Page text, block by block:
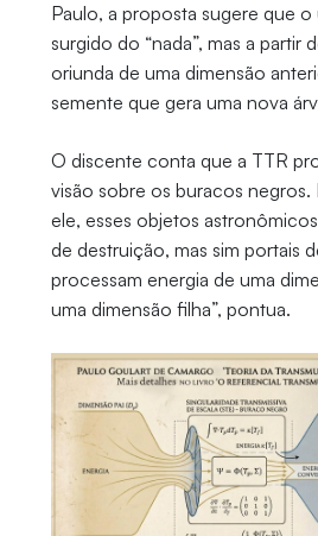
Paulo, a proposta sugere que
surgido do “nada”, mas a partir
oriunda de uma dimensão
semente que gera uma nova
O discente conta que a TTR
visão sobre os buracos
ele, esses objetos astronômicos
de destruição, mas sim portais
processam energia de uma
uma dimensão filha”, pontua.